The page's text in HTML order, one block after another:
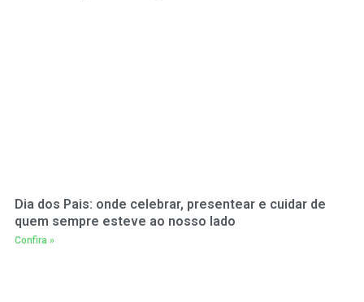
Dia dos Pais: onde celebrar, presentear e cuidar de
quem sempre esteve ao nosso lado
Confira »